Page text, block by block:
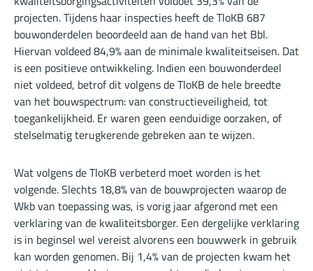
projecten. Tijdens haar inspecties heeft de TloKB 687
bouwonderdelen beoordeeld aan de hand van het Bbl.
Hiervan voldeed 84,9% aan de minimale kwaliteitseisen. Dat
is een positieve ontwikkeling. Indien een bouwonderdeel
niet voldeed, betrof dit volgens de TloKB de hele breedte
van het bouwspectrum: van constructieveiligheid, tot
toegankelijkheid. Er waren geen eenduidige oorzaken, of
stelselmatig terugkerende gebreken aan te wijzen.
Wat volgens de TloKB verbeterd moet worden is het
volgende. Slechts 18,8% van de bouwprojecten waarop de
Wkb van toepassing was, is vorig jaar afgerond met een
verklaring van de kwaliteitsborger. Een dergelijke verklaring
is in beginsel wel vereist alvorens een bouwwerk in gebruik
kan worden genomen. Bij 1,4% van de projecten kwam het